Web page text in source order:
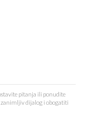
pitanja ili ponudite
dijalog i obogatiti